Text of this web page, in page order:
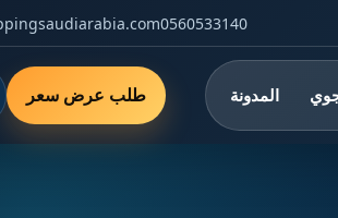
0560533140
المدونة طلب عرض سعر